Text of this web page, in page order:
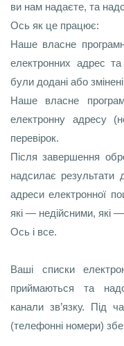
ви нам надаєте, та
Ось як це працює:
Наше власне
електронних адрес
були додані або
Наше власне
електронну адресу
перевірок.
Після завершення
надсилає результати
адреси електронної
які — недійсними, які
Ось і все.
Ваші списки
приймаються та
канали зв’язку. Під
(телефонні номери)